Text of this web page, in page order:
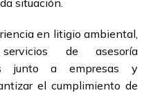
situación.
en litigio ambiental,
de asesoría
junto a empresas y
el cumplimiento de